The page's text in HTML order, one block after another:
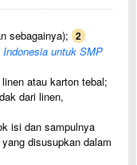
sebagainya); 2
untuk SMP
atau karton tebal;
dari linen,
isi dan sampulnya
disusupkan dalam